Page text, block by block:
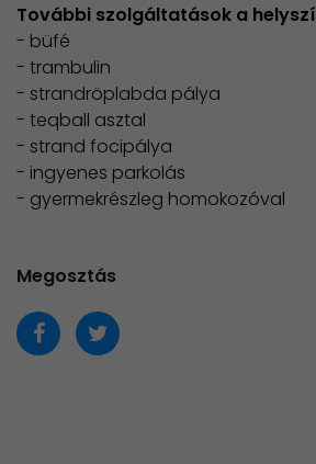
További szolgáltatások a
- büfé
- trambulin
- strandröplabda pálya
- teqball asztal
- strand focipálya
- ingyenes parkolás
- gyermekrészleg homokozóval
Megosztás